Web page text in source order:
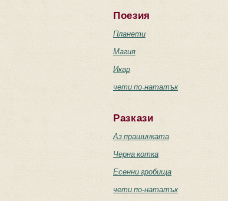
Поезия
Планети
Магия
Икар
чети по-нататък
Разкази
Аз прашинката
Черна котка
Есенни гробища
чети по-нататък